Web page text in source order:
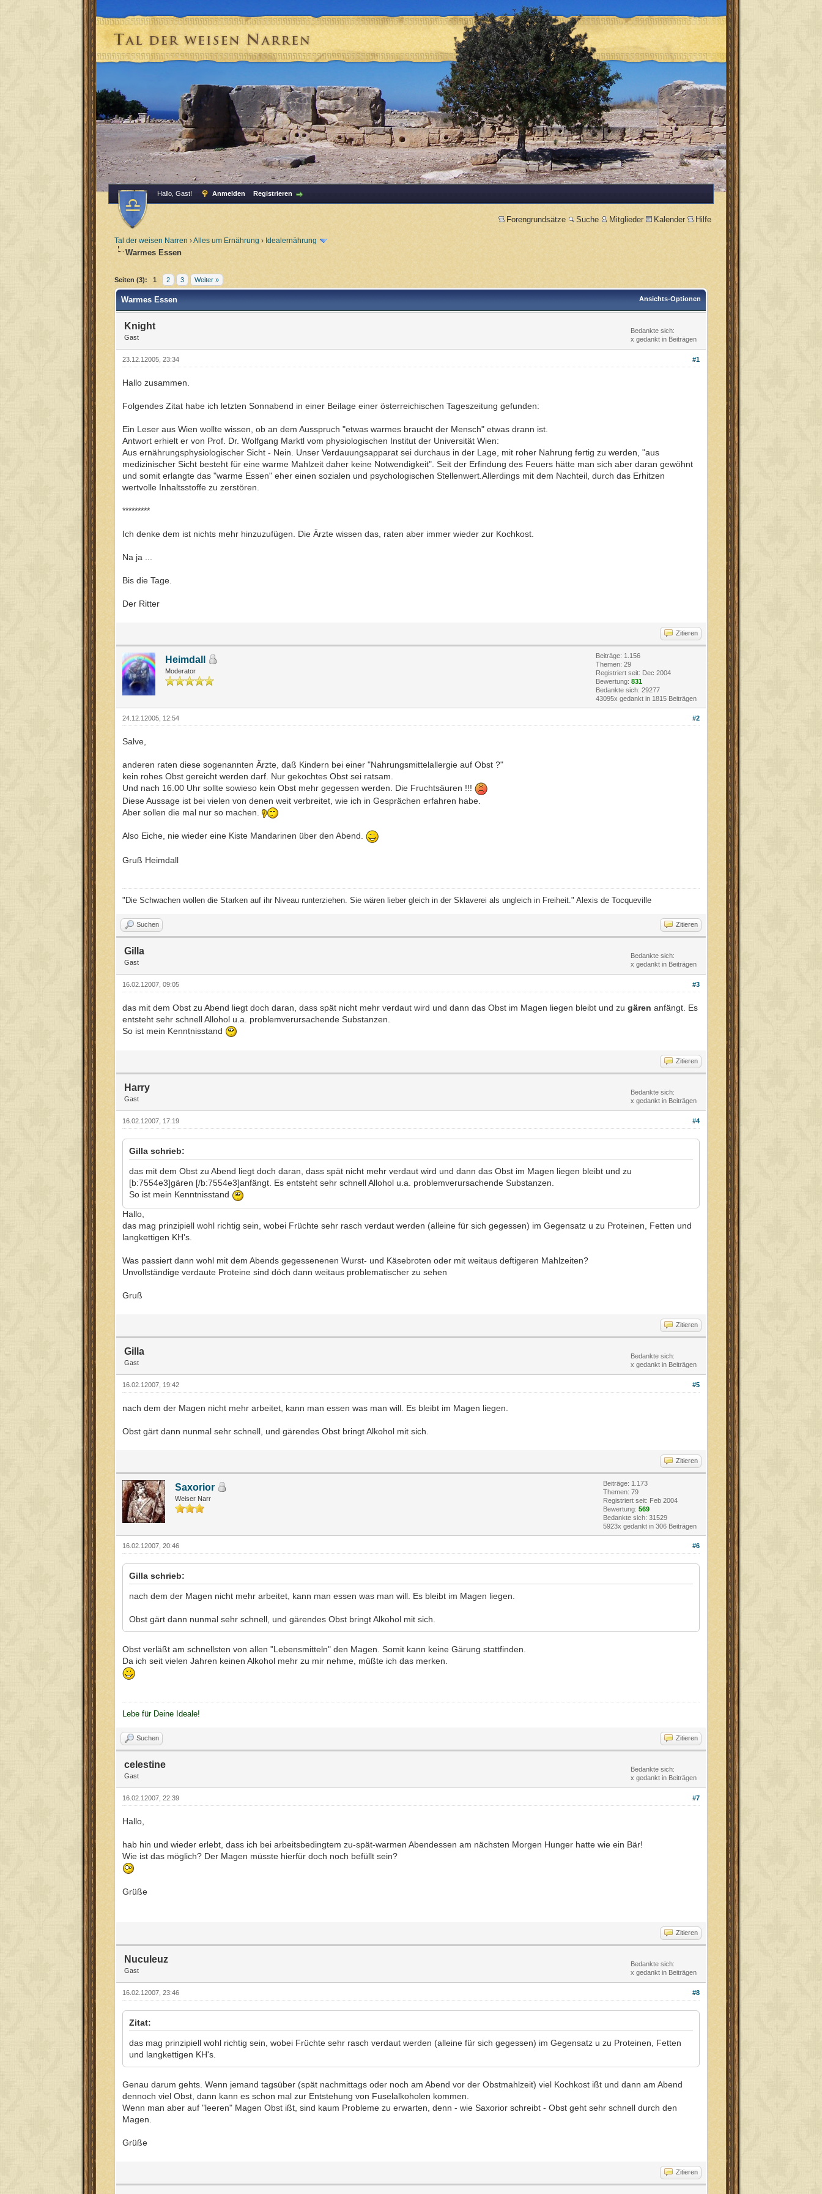
Hallo, Gast! Anmelden Registrieren
Forengrundsätze Suche Mitglieder Kalender Hilfe
Tal der weisen Narren ›Alles um Ernährung › Idealernährung
Warmes Essen
Seiten (3): 1 2 3 Weiter »
Ansichts-Optionen
Warmes Essen
Knight
Gast
Bedankte sich:
x gedankt in Beiträgen
#1
23.12.12005, 23:34
Hallo zusammen.
Folgendes Zitat habe ich letzten Sonnabend in einer Beilage einer österreichischen Tageszeitung gefunden:
Ein Leser aus Wien wollte wissen, ob an dem Ausspruch "etwas warmes braucht der Mensch" etwas drann ist.
Antwort erhielt er von Prof. Dr. Wolfgang Marktl vom physiologischen Institut der Universität Wien:
Aus ernährungsphysiologischer Sicht - Nein. Unser Verdauungsapparat sei durchaus in der Lage, mit roher Nahrung fertig zu werden, "aus
medizinischer Sicht besteht für eine warme Mahlzeit daher keine Notwendigkeit". Seit der Erfindung des Feuers hätte man sich aber daran gewöhnt
und somit erlangte das "warme Essen" eher einen sozialen und psychologischen Stellenwert.Allerdings mit dem Nachteil, durch das Erhitzen
wertvolle Inhaltsstoffe zu zerstören.
*********
Ich denke dem ist nichts mehr hinzuzufügen. Die Ärzte wissen das, raten aber immer wieder zur Kochkost.
Na ja ...
Bis die Tage.
Der Ritter
Zitieren
Heimdall
Moderator
Beiträge: 1.156
Themen: 29
Registriert seit: Dec 2004
Bewertung: 831
Bedankte sich: 29277
43095x gedankt in 1815 Beiträgen
#2
24.12.12005, 12:54
Salve,
anderen raten diese sogenannten Ärzte, daß Kindern bei einer "Nahrungsmittelallergie auf Obst ?"
kein rohes Obst gereicht werden darf. Nur gekochtes Obst sei ratsam.
Und nach 16.00 Uhr sollte sowieso kein Obst mehr gegessen werden. Die Fruchtsäuren !!!
Diese Aussage ist bei vielen von denen weit verbreitet, wie ich in Gesprächen erfahren habe.
Aber sollen die mal nur so machen.
Also Eiche, nie wieder eine Kiste Mandarinen über den Abend.
Gruß Heimdall
"Die Schwachen wollen die Starken auf ihr Niveau runterziehen. Sie wären lieber gleich in der Sklaverei als ungleich in Freiheit." Alexis de Tocqueville
Suchen Zitieren
Gilla
Gast
Bedankte sich:
x gedankt in Beiträgen
#3
16.02.12007, 09:05
das mit dem Obst zu Abend liegt doch daran, dass spät nicht mehr verdaut wird und dann das Obst im Magen liegen bleibt und zu gären anfängt. Es
entsteht sehr schnell Allohol u.a. problemverursachende Substanzen.
So ist mein Kenntnisstand
Zitieren
Harry
Gast
Bedankte sich:
x gedankt in Beiträgen
#4
16.02.12007, 17:19
Gilla schrieb:
das mit dem Obst zu Abend liegt doch daran, dass spät nicht mehr verdaut wird und dann das Obst im Magen liegen bleibt und zu
[b:7554e3]gären [/b:7554e3]anfängt. Es entsteht sehr schnell Allohol u.a. problemverursachende Substanzen.
So ist mein Kenntnisstand
Hallo,
das mag prinzipiell wohl richtig sein, wobei Früchte sehr rasch verdaut werden (alleine für sich gegessen) im Gegensatz u zu Proteinen, Fetten und
langkettigen KH's.
Was passiert dann wohl mit dem Abends gegessenenen Wurst- und Käsebroten oder mit weitaus deftigeren Mahlzeiten?
Unvollständige verdaute Proteine sind dóch dann weitaus problematischer zu sehen
Gruß
Zitieren
Gilla
Gast
Bedankte sich:
x gedankt in Beiträgen
#5
16.02.12007, 19:42
nach dem der Magen nicht mehr arbeitet, kann man essen was man will. Es bleibt im Magen liegen.
Obst gärt dann nunmal sehr schnell, und gärendes Obst bringt Alkohol mit sich.
Zitieren
Saxorior
Weiser Narr
Beiträge: 1.173
Themen: 79
Registriert seit: Feb 2004
Bewertung: 569
Bedankte sich: 31529
5923x gedankt in 306 Beiträgen
#6
16.02.12007, 20:46
Gilla schrieb:
nach dem der Magen nicht mehr arbeitet, kann man essen was man will. Es bleibt im Magen liegen.
Obst gärt dann nunmal sehr schnell, und gärendes Obst bringt Alkohol mit sich.
Obst verläßt am schnellsten von allen "Lebensmitteln" den Magen. Somit kann keine Gärung stattfinden.
Da ich seit vielen Jahren keinen Alkohol mehr zu mir nehme, müßte ich das merken.
Lebe für Deine Ideale!
Suchen Zitieren
celestine
Gast
Bedankte sich:
x gedankt in Beiträgen
#7
16.02.12007, 22:39
Hallo,
hab hin und wieder erlebt, dass ich bei arbeitsbedingtem zu-spät-warmen Abendessen am nächsten Morgen Hunger hatte wie ein Bär!
Wie ist das möglich? Der Magen müsste hierfür doch noch befüllt sein?
Grüße
Zitieren
Nuculeuz
Gast
Bedankte sich:
x gedankt in Beiträgen
#8
16.02.12007, 23:46
Zitat:
das mag prinzipiell wohl richtig sein, wobei Früchte sehr rasch verdaut werden (alleine für sich gegessen) im Gegensatz u zu Proteinen, Fetten
und langkettigen KH's.
Genau darum gehts. Wenn jemand tagsüber (spät nachmittags oder noch am Abend vor der Obstmahlzeit) viel Kochkost ißt und dann am Abend
dennoch viel Obst, dann kann es schon mal zur Entstehung von Fuselalkoholen kommen.
Wenn man aber auf "leeren" Magen Obst ißt, sind kaum Probleme zu erwarten, denn - wie Saxorior schreibt - Obst geht sehr schnell durch den
Magen.
Grüße
Zitieren